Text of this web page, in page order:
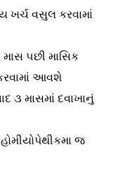
ખર્ચ વસુલ કરવામાં
૫છી માસિક
આવશે
૩ માસમાં દવાખાનું
જ